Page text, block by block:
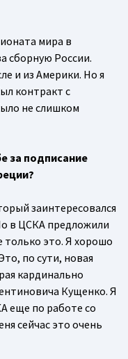
мира в
сборную России.
и из Америки. Но я
контракт с
не слишком
за подписание
заинтересовался
в ЦСКА предложили
только это. Я хорошо
по сути, новая
кардинально
Кущенко. Я
еще по работе со
сейчас это очень